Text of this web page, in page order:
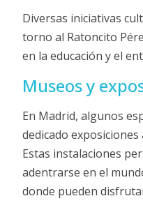
Diversas iniciativas
torno al Ratoncito
en la educación y el
Museos y
En Madrid, algunos
dedicado
Estas instalaciones
adentrarse en el
donde pueden